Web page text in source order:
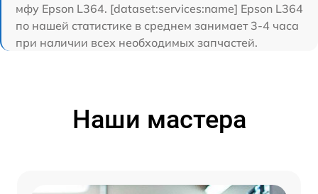
мфу Epson L364. [dataset:services:name] Epson L364
по нашей статистике в среднем занимает 3-4 часа
при наличии всех необходимых запчастей.
Наши мастера